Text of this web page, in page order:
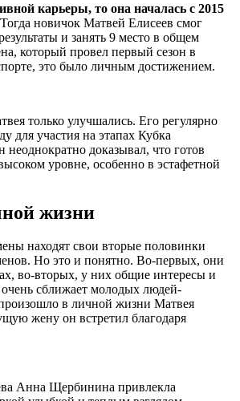
карьеры, то она началась с 2015
Тогда новичок Матвей Елисеев смог
и занять 9 место в общем
который провел первый сезон в
это было личным достижением.
только улучшались. Его регулярно
для участия на этапах Кубка
доказывал, что готов
уровне, особенно в эстафетной
жизни
находят свои вторые половинки
Но это и понятно. Во-первых, они
во-вторых, у них общие интересы и
сближает молодых людей-
в личной жизни Матвея
жену он встретил благодаря
Анна Щербинина привлекла